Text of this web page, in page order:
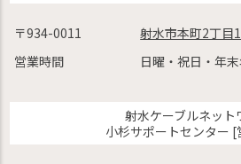
〒934-0011
射水市本町2丁目
営業時間
日曜・祝日・年
射水ケーブルネット
小杉サポートセンター [